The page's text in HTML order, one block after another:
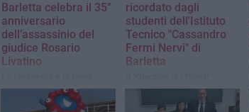
Barletta celebra il 35°
anniversario
dell’assassinio del
giudice Rosario
Livatino
commemorativa nel
“Giardino dei Giusti" al
ricordato dagli
studenti dell'Istituto
Tecnico "Cassandro
Fermi Nervi" di
Barletta
possiede una targa in sua